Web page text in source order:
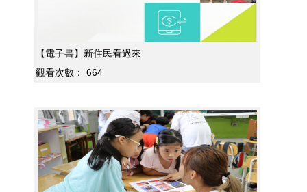
【電子書】新住民看過來
觀看次數：
664